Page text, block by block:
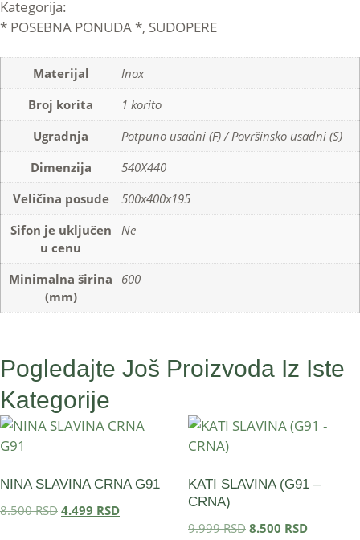
Kategorija:
* POSEBNA PONUDA *, SUDOPERE
Materijal
Inox
Broj korita
1 korito
Ugradnja
Potpuno usadni (F) / Površinsko usadni (S)
Dimenzija
540X440
Veličina posude
500x400x195
Sifon je uključen
u cenu
Ne
Minimalna širina
(mm)
600
Pogledajte Još Proizvoda Iz Iste
Kategorije
NINA SLAVINA CRNA G91
8.500RSD 4.499 RSD
KATI SLAVINA (G91 –
CRNA)
9.999RSD 8.500 RSD